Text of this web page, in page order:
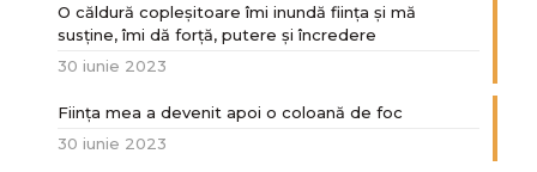
O căldură copleșitoare îmi inundă ființa și mă
susține, îmi dă forță, putere și încredere
30 iunie 2023
Ființa mea a devenit apoi o coloană de foc
30 iunie 2023